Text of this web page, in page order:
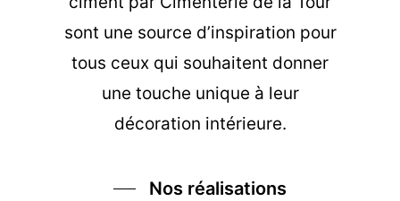
sont une source d’inspiration pour
tous ceux qui souhaitent donner
une touche unique à leur
décoration intérieure.
Nos réalisations